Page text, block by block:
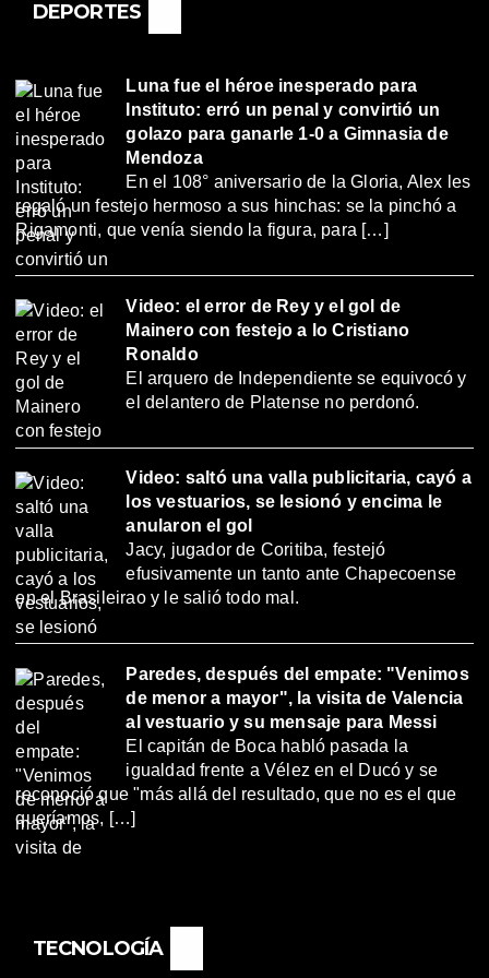
DEPORTES
Luna fue el héroe inesperado para
Instituto: erró un penal y convirtió un
golazo para ganarle 1-0 a Gimnasia de
Mendoza
En el 108° aniversario de la Gloria, Alex les
regaló un festejo hermoso a sus hinchas: se la pinchó a
Rigamonti, que venía siendo la figura, para […]
Video: el error de Rey y el gol de
Mainero con festejo a lo Cristiano
Ronaldo
El arquero de Independiente se equivocó y
el delantero de Platense no perdonó.
Video: saltó una valla publicitaria, cayó a
los vestuarios, se lesionó y encima le
anularon el gol
Jacy, jugador de Coritiba, festejó
efusivamente un tanto ante Chapecoense
en el Brasileirao y le salió todo mal.
Paredes, después del empate: "Venimos
de menor a mayor", la visita de Valencia
al vestuario y su mensaje para Messi
El capitán de Boca habló pasada la
igualdad frente a Vélez en el Ducó y se
reconoció que "más allá del resultado, que no es el que
queríamos, […]
TECNOLOGÍA